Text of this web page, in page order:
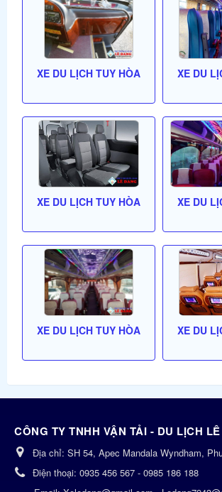
XE DU LỊCH TUY HÒA XE DU
XE DU LỊCH TUY HÒA XE DU
XE DU LỊCH TUY HÒA XE DU
CÔNG TY TNHH VẬN TẢI - DU LỊCH
Địa chỉ: SH 54, Apec Mandala Wyndham,
Điện thoại: 0935 456 567 - 0985 186 188